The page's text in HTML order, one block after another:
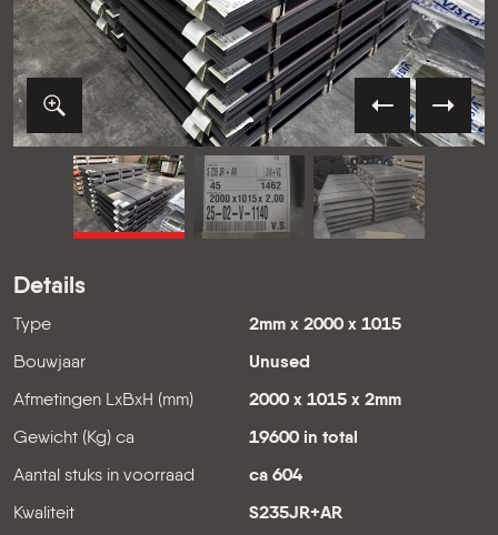
VORIGE
Details
Type 2mm x 2000 x 1015
Bouwjaar Unused
Afmetingen LxBxH (mm) 2000 x 1015 x 2mm
Gewicht (Kg) ca 19600 in total
Aantal stuks in voorraad ca 604
Kwaliteit S235JR+AR